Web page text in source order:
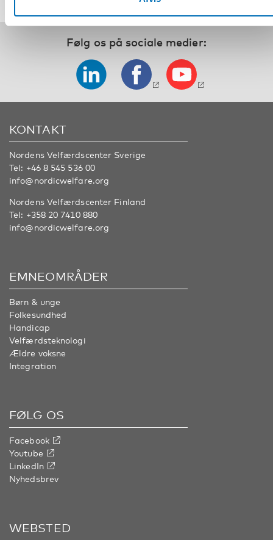
Følg os på sociale medier:
KONTAKT
Nordens Velfærdscenter Sverige
Tel: +46 8 545 536 00
info@nordicwelfare.org
Nordens Velfærdscenter Finland
Tel: +358 20 7410 880
info@nordicwelfare.org
EMNEOMRÅDER
Børn & unge
Folkesundhed
Handicap
Velfærdsteknologi
Ældre voksne
Integration
FØLG OS
Facebook
Youtube
LinkedIn
Nyhedsbrev
WEBSTED